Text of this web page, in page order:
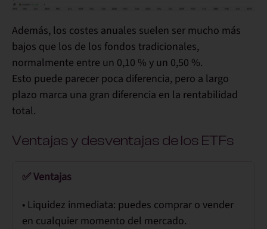
Además, los costes anuales suelen ser mucho más
bajos que los de los fondos tradicionales,
normalmente entre un 0,10 % y un 0,50 %.
Esto puede parecer poca diferencia, pero a largo
plazo marca una gran diferencia en la rentabilidad
total.
Ventajas y desventajas de los ETFs
✅ Ventajas
• Liquidez inmediata: puedes comprar o vender
en cualquier momento del mercado.